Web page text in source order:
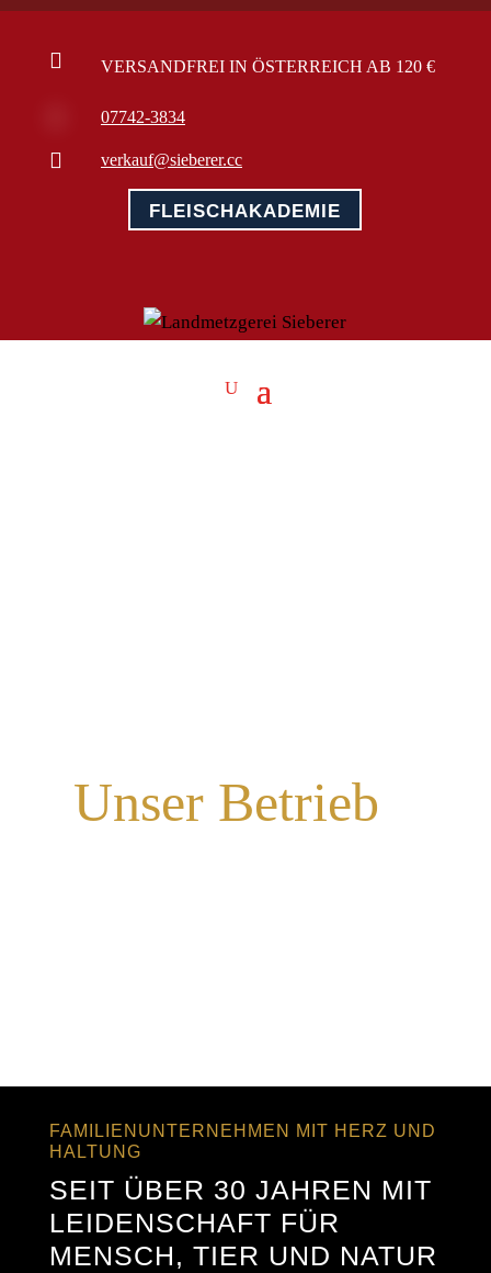
 VERSANDFREI IN ÖSTERREICH AB 120 €
07742-3834
 verkauf@sieberer.cc
FLEISCHAKADEMIE
Unser Betrieb
FAMILIENUNTERNEHMEN MIT HERZ UND
HALTUNG
SEIT ÜBER 30 JAHREN MIT
LEIDENSCHAFT FÜR
MENSCH, TIER UND NATUR